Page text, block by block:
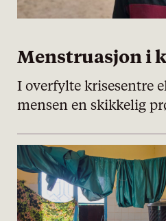
Menstruasjon i
I overfylte krisesentre
mensen en skikkelig